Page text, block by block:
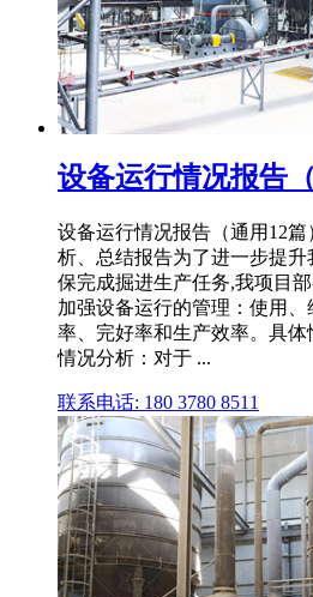
设备运行情况报告
设备运行情况报告（通用12
析、总结报告为了进一步提
保完成掘进生产任务,我项目
加强设备运行的管理：使用
率、完好率和生产效率。具
情况分析：对于 ...
联系电话: 180 3780 8511